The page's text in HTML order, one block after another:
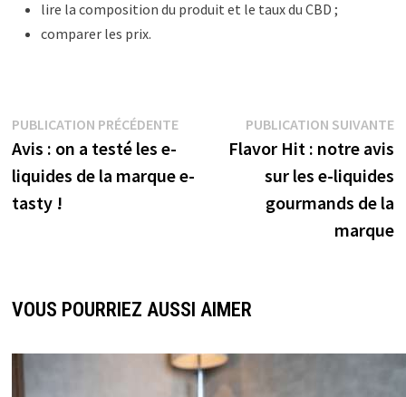
lire la composition du produit et le taux du CBD ;
comparer les prix.
PUBLICATION PRÉCÉDENTE
Avis : on a testé les e-
liquides de la marque e-
tasty !
PUBLICATION SUIVANTE
Flavor Hit : notre avis
sur les e-liquides
gourmands de la
marque
VOUS POURRIEZ AUSSI AIMER